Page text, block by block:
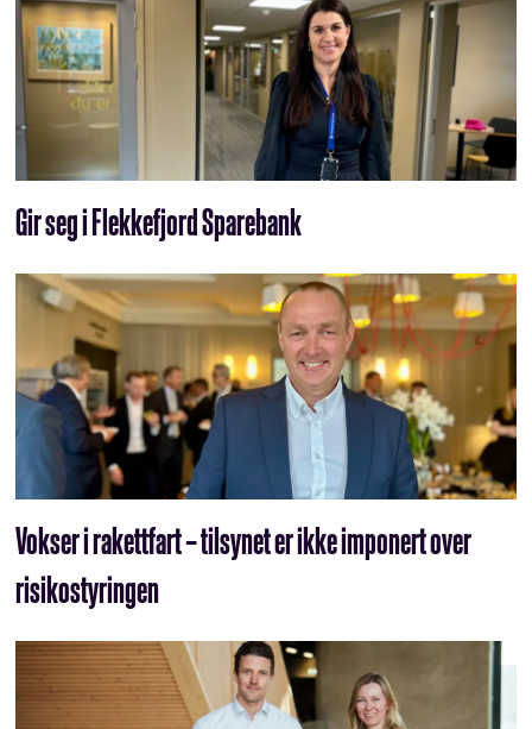
Gir seg i Flekkefjord Sparebank
Vokser i rakettfart – tilsynet er ikke imponert over
risikostyringen